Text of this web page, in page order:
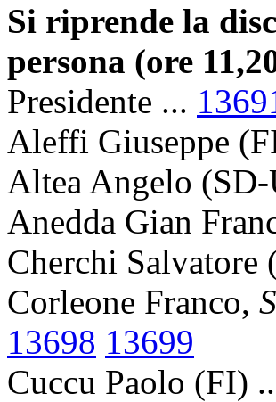
Si riprende la
persona (ore
Presidente ...
Aleffi Giuseppe
Altea Angelo
Anedda Gian
Cherchi
Corleone Franco,
13698 13699
Cuccu Paolo (FI)